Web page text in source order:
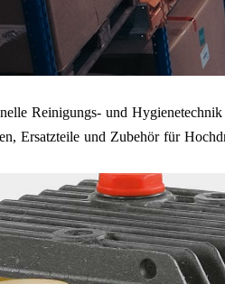
Reinigungs- und
Ersatzteile und Zubehör für